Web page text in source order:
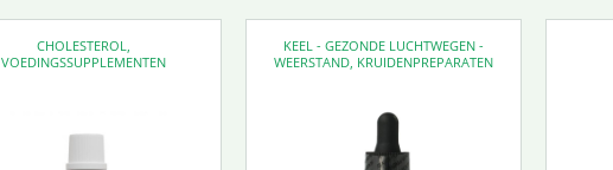
CHOLESTEROL
VOEDINGSSUPPLEMENTEN
KEEL - GEZONDE LUCHTWEGEN -
WEERSTAND KRUIDENPREPARATEN